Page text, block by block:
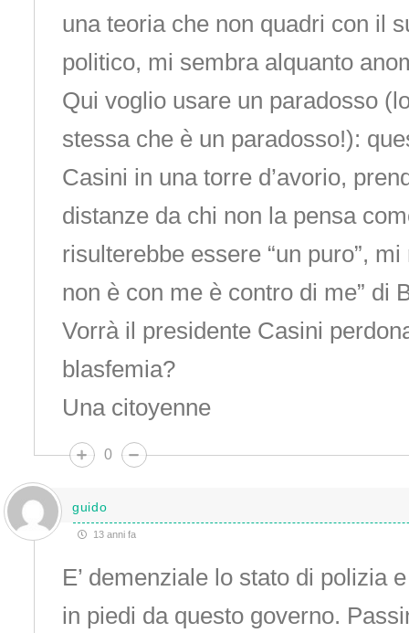
una teoria che non quadri con il
politico, mi sembra alquanto
Qui voglio usare un paradosso
stessa che è un paradosso!):
Casini in una torre d’avorio,
distanze da chi non la pensa
risulterebbe essere “un puro”,
non è con me è contro di me” di
Vorrà il presidente Casini
blasfemia?
Una citoyenne
0
guido
13 anni fa
E’ demenziale lo stato di polizia
in piedi da questo governo.